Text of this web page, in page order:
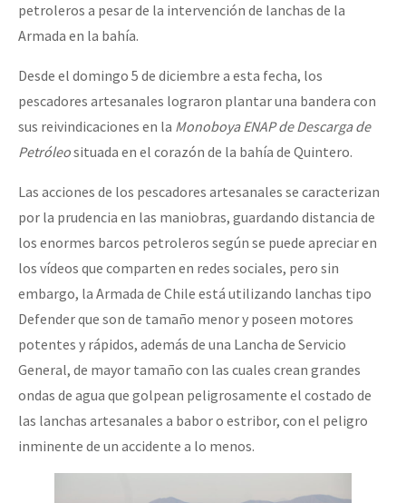
petroleros a pesar de la intervención de lanchas de la
Armada en la bahía.
Desde el domingo 5 de diciembre a esta fecha, los
pescadores artesanales lograron plantar una bandera con
sus reivindicaciones en la Monoboya ENAP de Descarga de
Petróleosituada en el corazón de la bahía de Quintero.
Las acciones de los pescadores artesanales se caracterizan
por la prudencia en las maniobras, guardando distancia de
los enormes barcos petroleros según se puede apreciar en
los vídeos que comparten en redes sociales, pero sin
embargo, la Armada de Chile está utilizando lanchas tipo
Defender que son de tamaño menor y poseen motores
potentes y rápidos, además de una Lancha de Servicio
General, de mayor tamaño con las cuales crean grandes
ondas de agua que golpean peligrosamente el costado de
las lanchas artesanales a babor o estribor, con el peligro
inminente de un accidente a lo menos.